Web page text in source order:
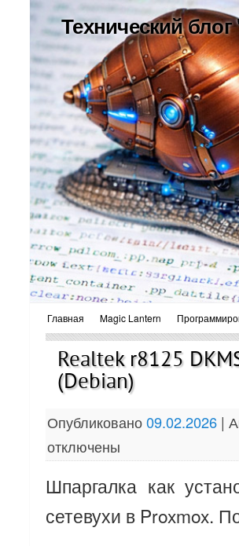
Технический
Главная Magic Lantern
Realtek r8125
(Debian)
Опубликовано 09.02.2026 |
отключены
Шпаргалка как
сетевухи в Proxmox.